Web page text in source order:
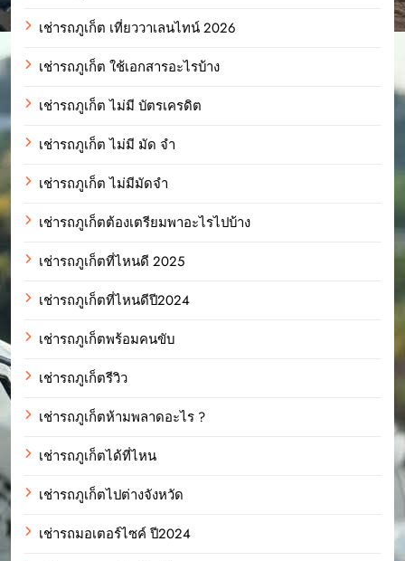
เช่ารถภูเก็ต เที่ยววาเลนไทน์ 2026
เช่ารถภูเก็ต ใช้เอกสารอะไรบ้าง
เช่ารถภูเก็ต ไม่มี บัตรเครดิต
เช่ารถภูเก็ต ไม่มี มัด จํา
เช่ารถภูเก็ต ไม่มีมัดจำ
เช่ารถภูเก็ตต้องเตรียมพาอะไรไปบ้าง
เช่ารถภูเก็ตที่ไหนดี 2025
เช่ารถภูเก็ตที่ไหนดีปี2024
เช่ารถภูเก็ตพร้อมคนขับ
เช่ารถภูเก็ตรีวิว
เช่ารถภูเก็ตห้ามพลาดอะไร ?
เช่ารถภูเก็ตได้ที่ไหน
เช่ารถภูเก็ตไปต่างจังหวัด
เช่ารถมอเตอร์ไซค์ ปี2024